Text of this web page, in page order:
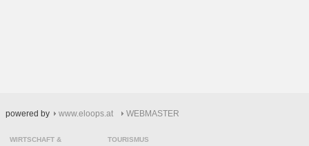
powered by www.eloops.at WEBMASTER
WIRTSCHAFT &
TOURISMUS